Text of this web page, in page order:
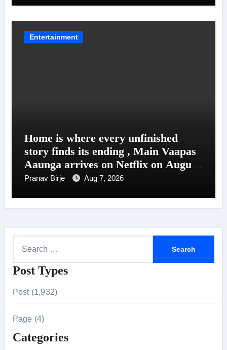
Entertainment
Home is where every unfinished
story finds its ending , Main Vaapas
Aaunga arrives on Netflix on August
7
Pranav Birje Aug 7, 2026
a
o
Post Types
Post (1,932)
Page (4)
Categories